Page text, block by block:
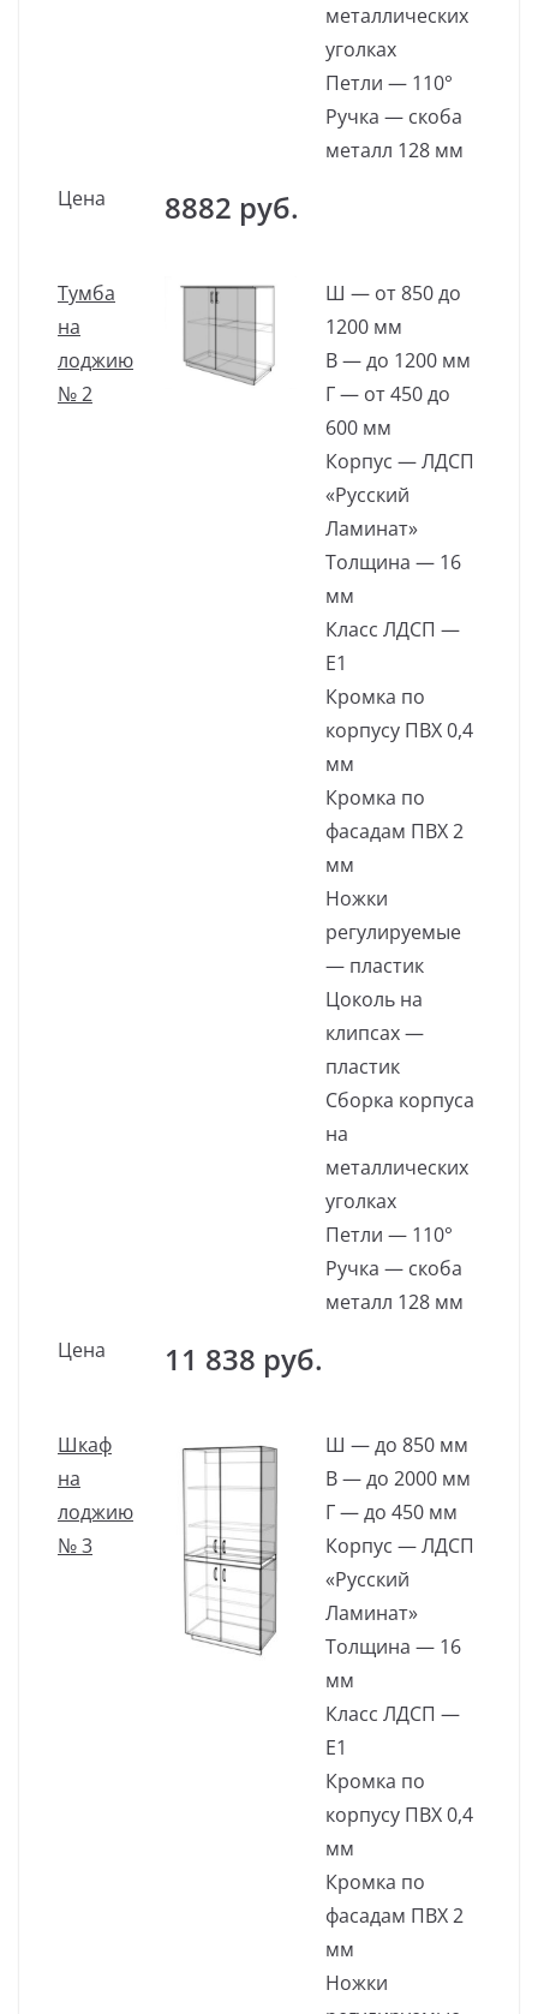
металлических
уголках
Петли — 110°
Ручка — скоба
металл 128 мм
Цена
8882 руб.
Тумба
на
лоджию
№ 2
Ш — от 850 до
1200 мм
В — до 1200 мм
Г — от 450 до
600 мм
Корпус — ЛДСП
«Русский
Ламинат»
Толщина — 16
мм
Класс ЛДСП —
Е1
Кромка по
корпусу ПВХ 0,4
мм
Кромка по
фасадам ПВХ 2
мм
Ножки
регулируемые
— пластик
Цоколь на
клипсах —
пластик
Сборка корпуса
на
металлических
уголках
Петли — 110°
Ручка — скоба
металл 128 мм
Цена
11 838 руб.
Шкаф
на
лоджию
№ 3
Ш — до 850 мм
В — до 2000 мм
Г — до 450 мм
Корпус — ЛДСП
«Русский
Ламинат»
Толщина — 16
мм
Класс ЛДСП —
Е1
Кромка по
корпусу ПВХ 0,4
мм
Кромка по
фасадам ПВХ 2
мм
Ножки